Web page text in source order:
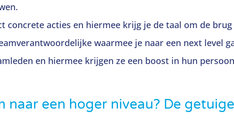
concrete acties en hiermee krijg je de taal om de
waarmee je naar een next level
en hiermee krijgen ze een boost in hun
naar een hoger niveau? De